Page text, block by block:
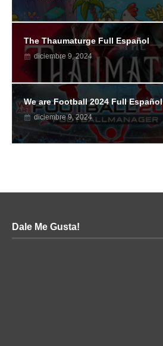
The Thaumaturge Full Español
diciembre 9, 2024
We are Football 2024 Full Español
diciembre 9, 2024
Dale Me Gusta!